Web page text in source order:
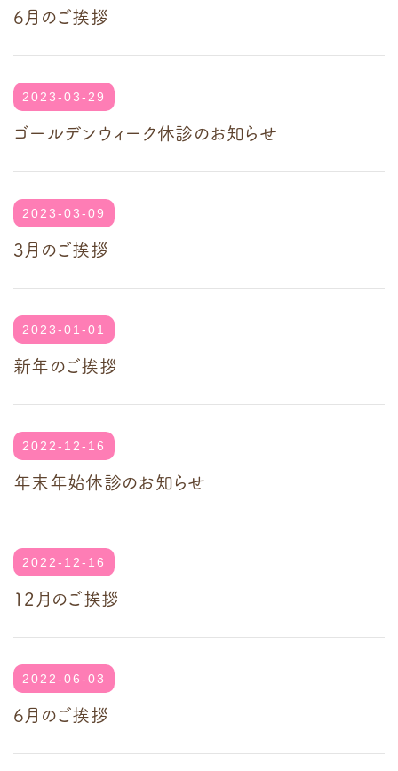
6月のご挨拶
2023-03-29
ゴールデンウィーク休診のお知らせ
2023-03-09
3月のご挨拶
2023-01-01
新年のご挨拶
2022-12-16
年末年始休診のお知らせ
2022-12-16
12月のご挨拶
2022-06-03
6月のご挨拶